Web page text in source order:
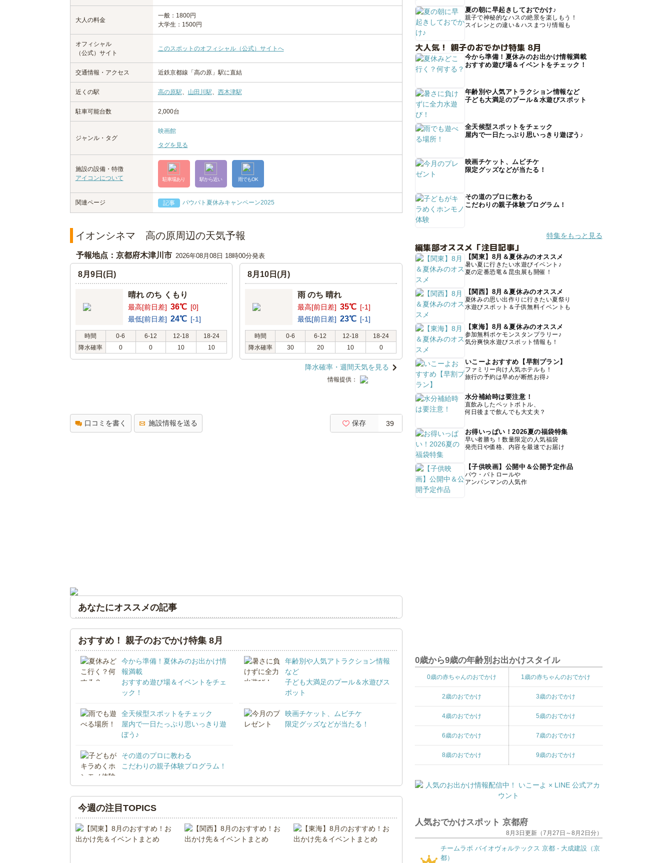
大人の料金
一般：1800円
大学生：1500円
オフィシャル
（公式）サイト
このスポットのオフィシャル（公式）サイトへ
交通情報・アクセス 近鉄京都線「高の原」駅に直結
近くの駅 高の原駅、 山田川駅、 西木津駅
駐車可能台数 2,000台
ジャンル・タグ
映画館
タグを見る
施設の設備・特徴
アイコンについて
駐車場あり 駅から近い 雨でもOK
関連ページ 記事 パウパト夏休みキャンペーン2025
イオンシネマ 高の原周辺の天気予報
予報地点：京都府木津川市 2026年08月08日 18時00分発表
8月9日(日)
晴れ のち くもり
最高[前日差] 36℃ [0]
最低[前日差] 24℃ [-1]
時間 0-6 6-12 12-18
18-24
降水確率
0 0 10 10
8月10日(月)
雨 のち 晴れ
最高[前日差] 35℃ [-1]
最低[前日差] 23℃ [-1]
時間 0-6 6-12 12-18
18-24
降水確率
30 20 10 0
降水確率・週間天気を見る
情報提供：
口コミを書く 施設情報を送る 保存 39
あなたにオススメの記事
おすすめ！ 親子のおでかけ特集 8月
今から準備！夏休みのお出かけ情
報満載
おすすめ遊び場＆イベントをチェ
ック！
年齢別や人気アトラクション情報
など
子ども大満足のプール＆水遊びス
ポット
全天候型スポットをチェック
屋内で一日たっぷり思いっきり遊
ぼう♪
映画チケット、ムビチケ
限定グッズなどが当たる！
その道のプロに教わる
こだわりの親子体験プログラム！
今週の注目TOPICS
夏の朝に早起きしておでかけ♪
親子で神秘的なハスの絶景を楽しもう！
スイレンとの違い＆ハスまつり情報も
大人気！ 親子のおでかけ特集 8月
今から準備！夏休みのお出かけ情報満載
おすすめ遊び場＆イベントをチェック！
年齢別や人気アトラクション情報など
子ども大満足のプール＆水遊びスポット
全天候型スポットをチェック
屋内で一日たっぷり思いっきり遊ぼう♪
映画チケット、ムビチケ
限定グッズなどが当たる！
その道のプロに教わる
こだわりの親子体験プログラム！
特集をもっと見る
編集部オススメ「注目記事」
【関東】8月＆夏休みのオススメ
暑い夏に行きたい水遊びイベント♪
夏の定番恐竜＆昆虫展も開催！
【関西】8月＆夏休みのオススメ
夏休みの思い出作りに行きたい夏祭り
水遊びスポット＆子供無料イベントも
【東海】8月＆夏休みのオススメ
参加無料ポケモンスタンプラリー♪
気分爽快水遊びスポット情報も！
いこーよおすすめ【早割プラン】
ファミリー向け人気ホテルも！
旅行の予約は早めが断然お得♪
水分補給時は要注意！
直飲みしたペットボトル、
何日後まで飲んでも大丈夫？
お得いっぱい！2026夏の福袋特集
早い者勝ち！数量限定の人気福袋
発売日や価格、内容を最速でお届け
【子供映画】公開中＆公開予定作品
パウ・パトロールや
アンパンマンの人気作
0歳から9歳の年齢別お出かけスタイル
0歳の赤ちゃんのおでかけ 1歳の赤ちゃんのおでかけ
2歳のおでかけ 3歳のおでかけ
4歳のおでかけ 5歳のおでかけ
6歳のおでかけ 7歳のおでかけ
8歳のおでかけ 9歳のおでかけ
人気おでかけスポット 京都府
8月3日更新（7月27日～8月2日分）
チームラボ バイオヴォルテックス 京都 - 大成建設（京
都）